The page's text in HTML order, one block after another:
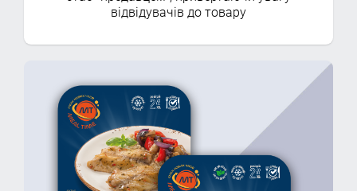
відвідувачів до товару